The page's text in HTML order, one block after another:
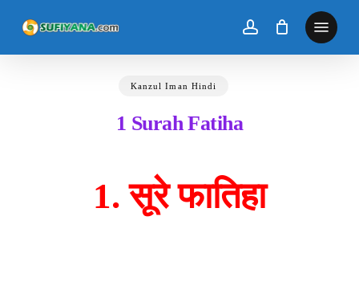
main
content
Kanzul Iman Hindi
1 Surah Fatiha
1. सूरे फातिहा